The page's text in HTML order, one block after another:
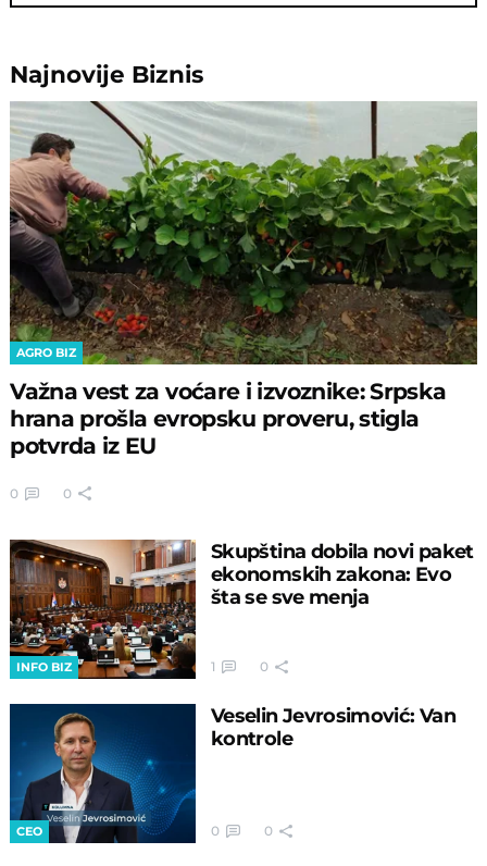
Najnovije Biznis
AGRO BIZ
Važna vest za voćare i izvoznike: Srpska
hrana prošla evropsku proveru, stigla
potvrda iz EU
0 0
INFO BIZ
Skupština dobila novi paket
ekonomskih zakona: Evo
šta se sve menja
1 0
CEO
Veselin Jevrosimović: Van
kontrole
0 0